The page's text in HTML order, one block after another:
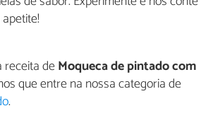
receita deMoqueca de pintado com
que entre na nossa categoria de
.